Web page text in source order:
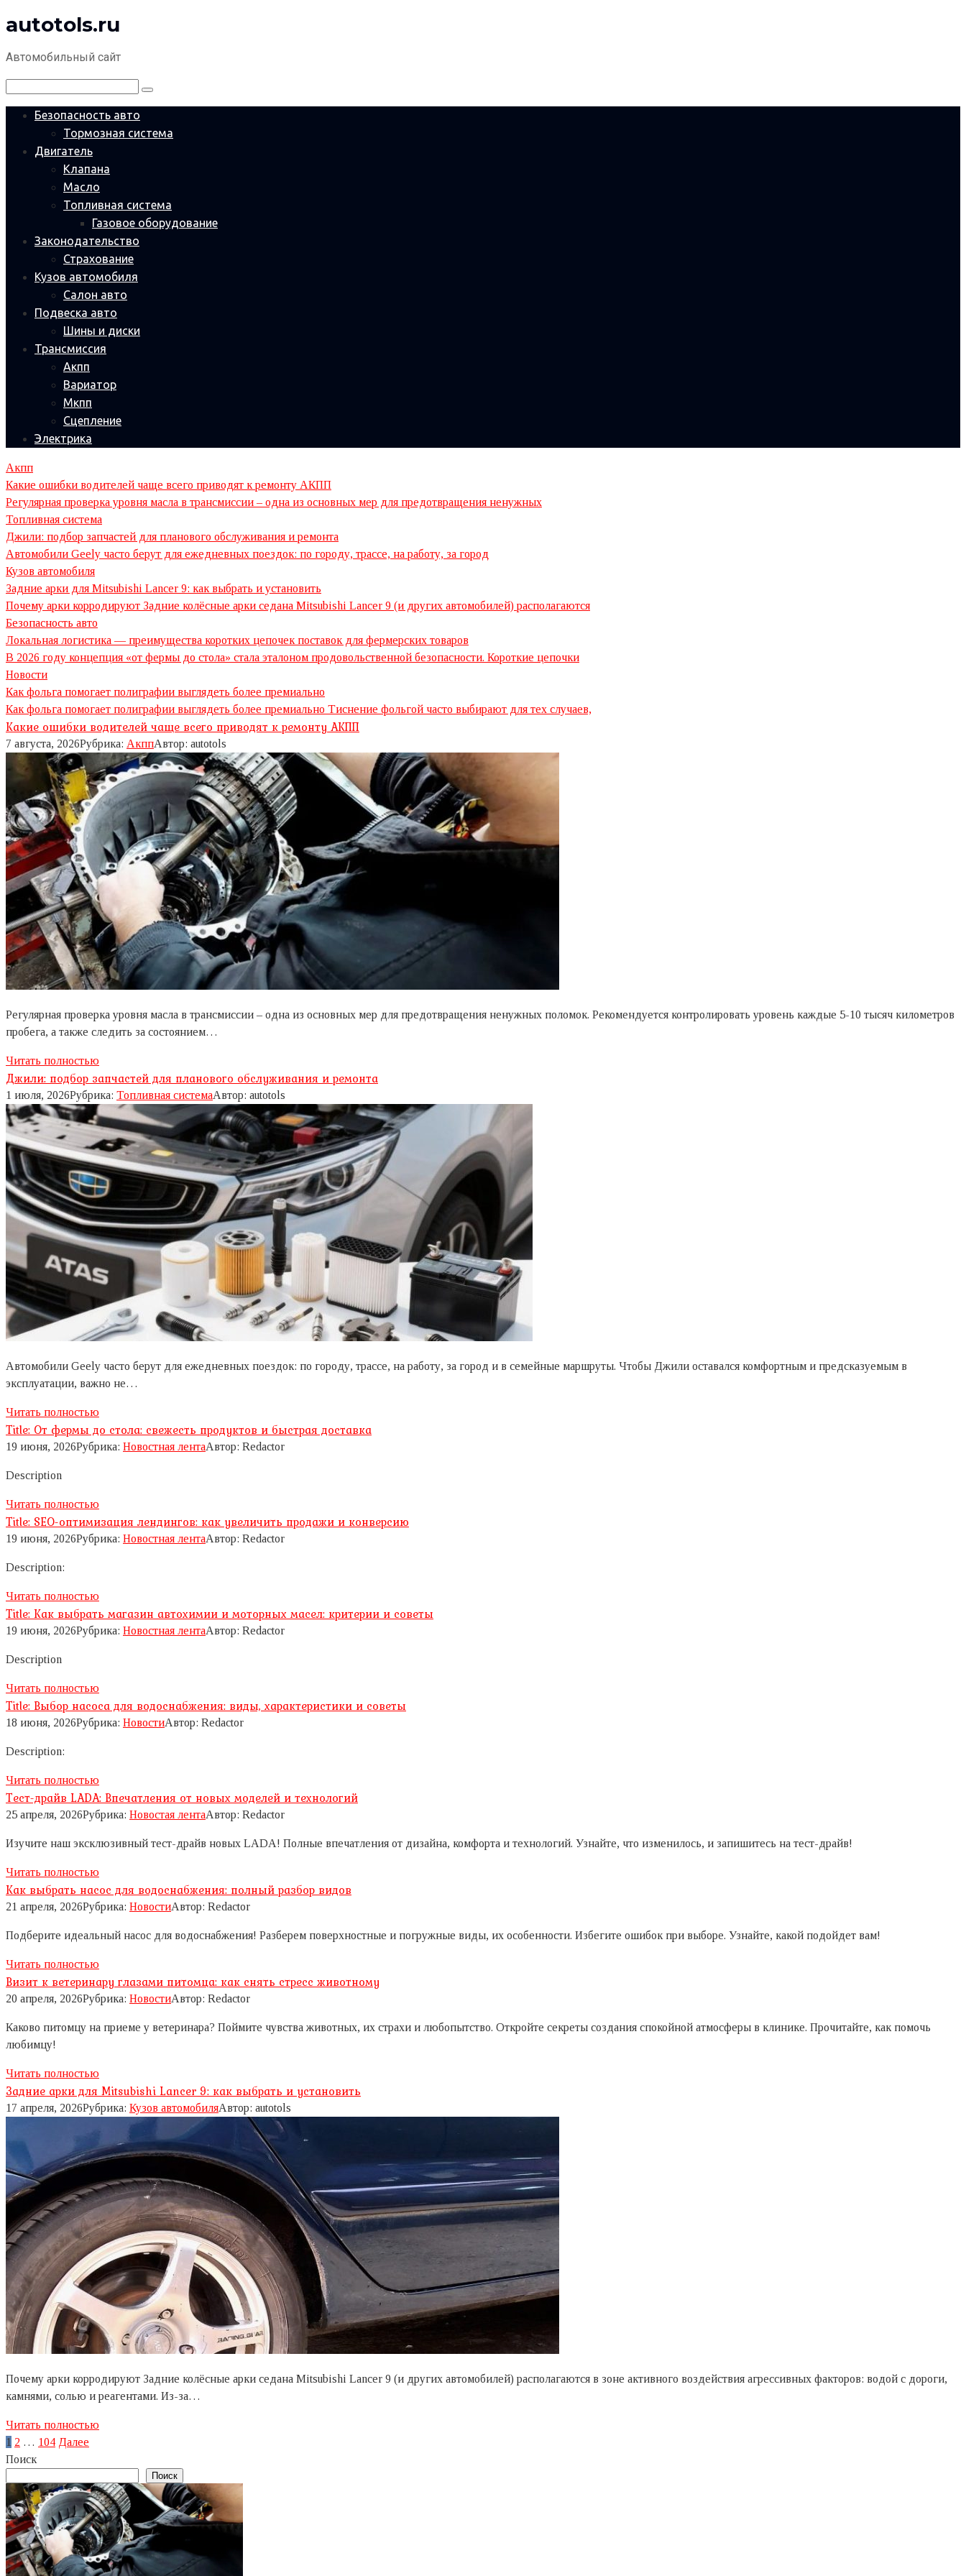
Перейти
контенту
autotols.ru
Автомобильный сайт
Безопасность авто
Тормозная система
Двигатель
Клапана
Масло
Топливная система
Газовое оборудование
Законодательство
Страхование
Кузов автомобиля
Салон авто
Подвеска авто
Шины и диски
Трансмиссия
Акпп
Вариатор
Мкпп
Сцепление
Электрика
Акпп
Какие ошибки водителей чаще всего приводят к ремонту АКПП
Регулярная проверка уровня масла в трансмиссии – одна из основных мер для предотвращения ненужных
Топливная система
Джили: подбор запчастей для планового обслуживания и ремонта
Автомобили Geely часто берут для ежедневных поездок: по городу, трассе, на работу, за город
Кузов автомобиля
Задние арки для Mitsubishi Lancer 9: как выбрать и установить
Почему арки корродируют Задние колёсные арки седана Mitsubishi Lancer 9 (и других автомобилей) располагаются
Безопасность авто
Локальная логистика — преимущества коротких цепочек поставок для фермерских товаров
В 2026 году концепция «от фермы до стола» стала эталоном продовольственной безопасности. Короткие цепочки
Новости
Как фольга помогает полиграфии выглядеть более премиально
Как фольга помогает полиграфии выглядеть более премиально Тиснение фольгой часто выбирают для тех случаев,
Какие ошибки водителей чаще всего приводят к ремонту АКПП
7 августа, 2026Рубрика: АкппАвтор: autotols
Регулярная проверка уровня масла в трансмиссии – одна из основных мер для предотвращения ненужных поломок. Рекомендуется контролировать уровень каждые 5-10 тысяч километров
пробега, а также следить за состоянием…
Читать полностью
Джили: подбор запчастей для планового обслуживания и ремонта
1 июля, 2026Рубрика: Топливная системаАвтор: autotols
Автомобили Geely часто берут для ежедневных поездок: по городу, трассе, на работу, за город и в семейные маршруты. Чтобы Джили оставался комфортным и предсказуемым в
эксплуатации, важно не…
Читать полностью
Title: От фермы до стола: свежесть продуктов и быстрая доставка
19 июня, 2026Рубрика: Новостная лентаАвтор: Redactor
Description
Читать полностью
Title: SEO-оптимизация лендингов: как увеличить продажи и конверсию
19 июня, 2026Рубрика: Новостная лентаАвтор: Redactor
Description:
Читать полностью
Title: Как выбрать магазин автохимии и моторных масел: критерии и советы
19 июня, 2026Рубрика: Новостная лентаАвтор: Redactor
Description
Читать полностью
Title: Выбор насоса для водоснабжения: виды, характеристики и советы
18 июня, 2026Рубрика: НовостиАвтор: Redactor
Description:
Читать полностью
Тест-драйв LADA: Впечатления от новых моделей и технологий
25 апреля, 2026Рубрика: Новостая лентаАвтор: Redactor
Изучите наш эксклюзивный тест-драйв новых LADA! Полные впечатления от дизайна, комфорта и технологий. Узнайте, что изменилось, и запишитесь на тест-драйв!
Читать полностью
Как выбрать насос для водоснабжения: полный разбор видов
21 апреля, 2026Рубрика: НовостиАвтор: Redactor
Подберите идеальный насос для водоснабжения! Разберем поверхностные и погружные виды, их особенности. Избегите ошибок при выборе. Узнайте, какой подойдет вам!
Читать полностью
Визит к ветеринару глазами питомца: как снять стресс животному
20 апреля, 2026Рубрика: НовостиАвтор: Redactor
Каково питомцу на приеме у ветеринара? Поймите чувства животных, их страхи и любопытство. Откройте секреты создания спокойной атмосферы в клинике. Прочитайте, как помочь
любимцу!
Читать полностью
Задние арки для Mitsubishi Lancer 9: как выбрать и установить
17 апреля, 2026Рубрика: Кузов автомобиляАвтор: autotols
Почему арки корродируют Задние колёсные арки седана Mitsubishi Lancer 9 (и других автомобилей) располагаются в зоне активного воздействия агрессивных факторов: водой с дороги,
камнями, солью и реагентами. Из-за…
Читать полностью
Пагинация
записей
1 2 … 104 Далее
Поиск
Поиск